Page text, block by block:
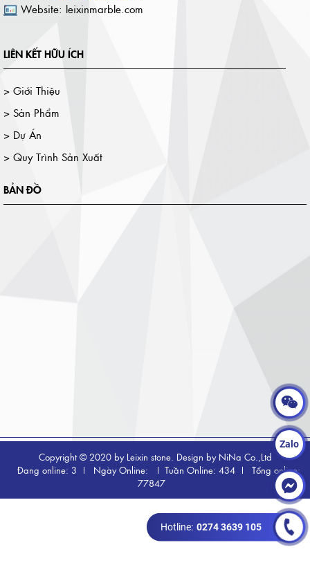
Website: leixinmarble.com
LIÊN KẾT HỮU ÍCH
> Giới Thiệu
> Sản Phẩm
> Dự Án
> Quy Trình Sản Xuất
BẢN ĐỒ
Copyright © 2020 by Leixin stone. Design by NiNa Co.,Ltd
Đang online: 3
Ngày Online: Tuần Online: 434
Tổng online:
77847
Zalo
Hotline: 0274 3639 105